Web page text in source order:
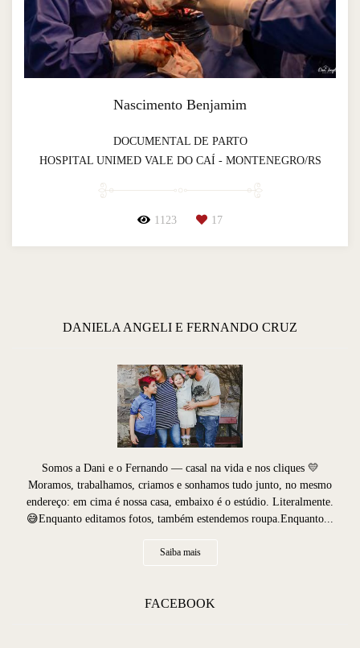
Nascimento Benjamim
DOCUMENTAL DE PARTO
HOSPITAL UNIMED VALE DO CAÍ - MONTENEGRO/RS
1123 17
DANIELA ANGELI E FERNANDO CRUZ
Somos a Dani e o Fernando — casal na vida e nos cliques 💛
Moramos, trabalhamos, criamos e sonhamos tudo junto, no mesmo
endereço: em cima é nossa casa, embaixo é o estúdio. Literalmente.
😅Enquanto editamos fotos, também estendemos roupa.Enquanto...
Saiba mais
FACEBOOK